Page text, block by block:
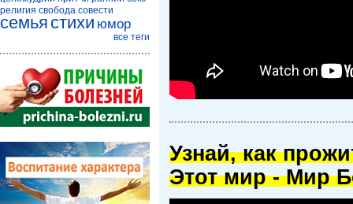
Узнай, как
Этот мир - Мир
религия свобода совести
семья стихи юмор
все теги